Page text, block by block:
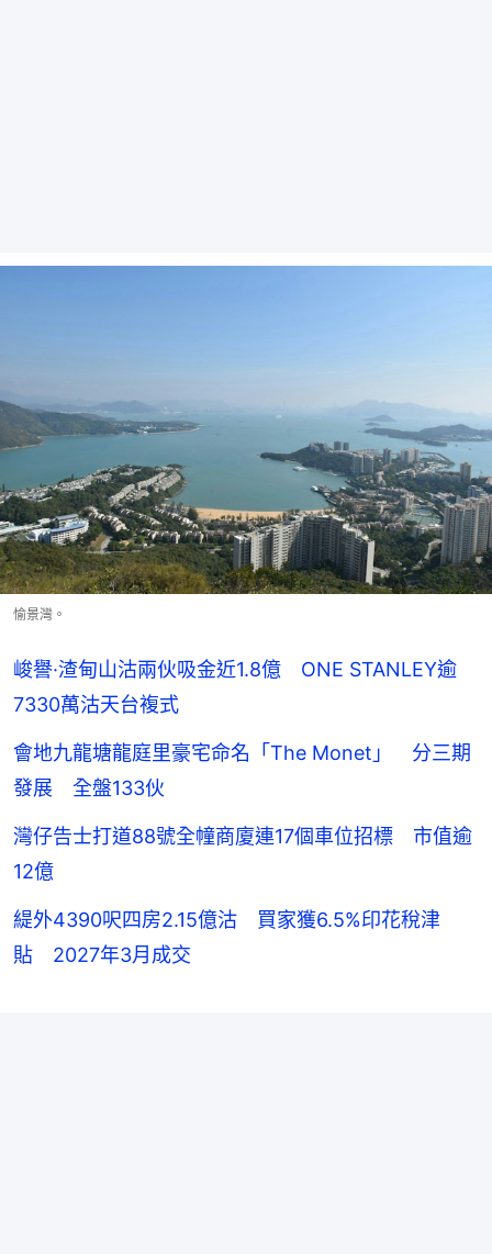
愉景灣。
峻譽·渣甸山沽兩伙吸金近1.8億 ONE STANLEY逾
7330萬沽天台複式
會地九龍塘龍庭里豪宅命名「The Monet」 分三期
發展 全盤133伙
灣仔告士打道88號全幢商廈連17個車位招標 市值逾
12億
緹外4390呎四房2.15億沽 買家獲6.5%印花稅津
貼 2027年3月成交